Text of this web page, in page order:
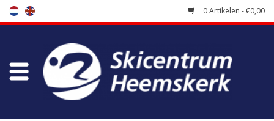
0 Artikelen - €0,00
Winkel